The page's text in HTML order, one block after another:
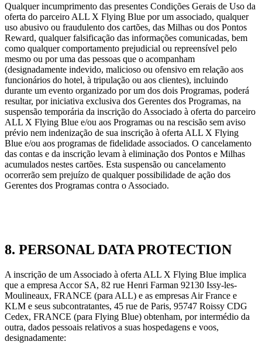
Qualquer incumprimento das presentes Condições Gerais de Uso da
oferta do parceiro ALL X Flying Blue por um associado, qualquer
uso abusivo ou fraudulento dos cartões, das Milhas ou dos Pontos
Reward, qualquer falsificação das informações comunicadas, bem
como qualquer comportamento prejudicial ou repreensível pelo
mesmo ou por uma das pessoas que o acompanham
(designadamente indevido, malicioso ou ofensivo em relação aos
funcionários do hotel, à tripulação ou aos clientes), incluindo
durante um evento organizado por um dos dois Programas, poderá
resultar, por iniciativa exclusiva dos Gerentes dos Programas, na
suspensão temporária da inscrição do Associado à oferta do parceiro
ALL X Flying Blue e/ou aos Programas ou na rescisão sem aviso
prévio nem indenização de sua inscrição à oferta ALL X Flying
Blue e/ou aos programas de fidelidade associados. O cancelamento
das contas e da inscrição levam à eliminação dos Pontos e Milhas
acumulados nestes cartões. Esta suspensão ou cancelamento
ocorrerão sem prejuízo de qualquer possibilidade de ação dos
Gerentes dos Programas contra o Associado.
8. PERSONAL DATA PROTECTION
A inscrição de um Associado à oferta ALL X Flying Blue implica
que a empresa Accor SA, 82 rue Henri Farman 92130 Issy-les-
Moulineaux, FRANCE (para ALL) e as empresas Air France e
KLM e seus subcontratantes, 45 rue de Paris, 95747 Roissy CDG
Cedex, FRANCE (para Flying Blue) obtenham, por intermédio da
outra, dados pessoais relativos a suas hospedagens e voos,
designadamente: